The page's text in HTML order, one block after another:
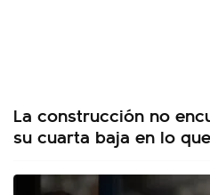
La construcción no
su cuarta baja en lo